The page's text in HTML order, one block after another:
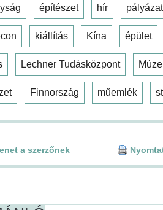
építészet hír pályázat
kiállítás Kína épület
Lechner Tudásközpont
Finnország műemlék
a szerzőnek